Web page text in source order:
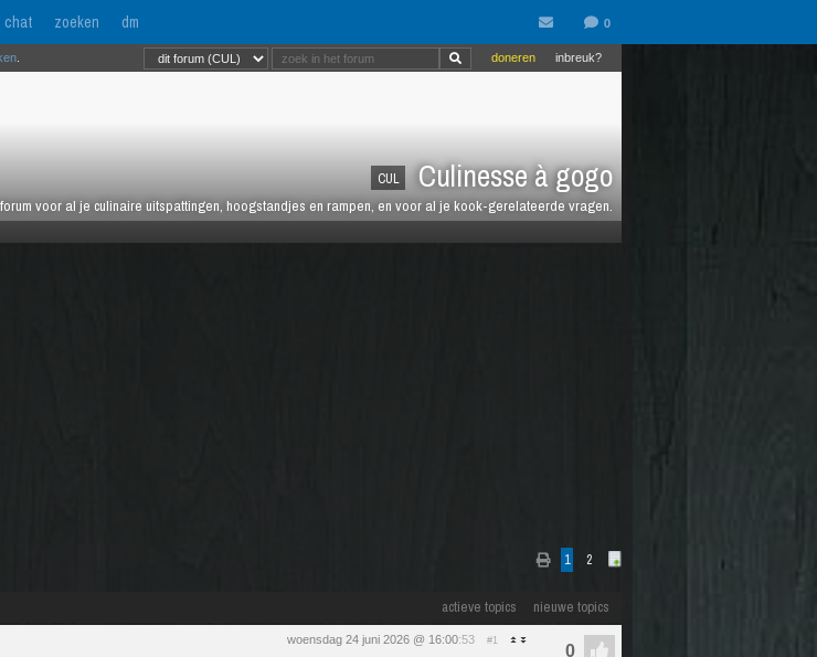
chat zoeken dm
CUL Culinesse à gogo
voor al je culinaire uitspattingen, hoogstandjes en rampen, en voor al je kook-gerelateerde vragen.
inbreuk?
doneren
1 2
actieve topics nieuwe topics
woensdag 24 juni 2026 @ 16:00:53 #1